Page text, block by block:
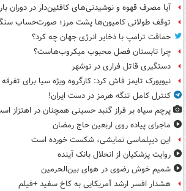
آیا مصرف قهوه و نوشیدنی‌های کافئین‌دار در دوران
توقف طولانی کامیون‌ها پشت مرز؛ صورت‌حساب
حماقت ترامپ با ذخایر انرژی جهان چه کرد؟
چرا تابستان فصل محبوب میکروب‌هاست؟
دستگیری قاتل فراری در نوشهر
نیویورک تایمز فاش کرد: کارگروه ویژه سیا برای تفرقه
کنترل کامل تنگه هرمز در دست ایران!
پرچم سیاه بر فراز گنبد حسینی همچنان در اهتزاز
ماجرای پیاده روی اربعین حاج رمضان
این دیپلماسی نمایشی، شکست خورده است
روایت پزشکیان از انحلال بانک آینده
شمیم خوش رضوی در هوای بین‌الحرمین
هشدار افسر ارشد آمریکایی به کاخ سفید +فیلم